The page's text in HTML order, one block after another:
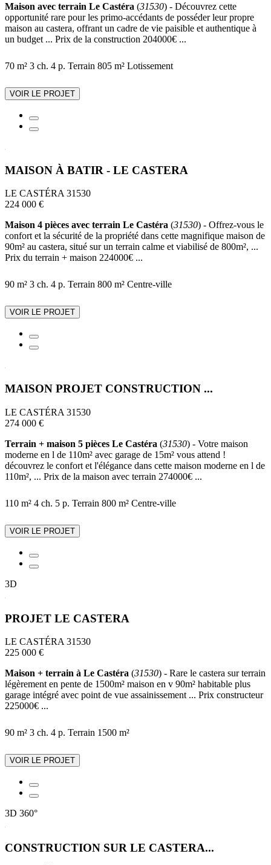
Maison avec terrain Le Castéra (31530) - Découvrez cette
opportunité rare pour les primo-accédants de posséder leur propre
maison au castera, offrant un cadre de vie paisible et authentique à
un budget ... Prix de la construction 204000€ ...
70 m² 3 ch. 4 p. Terrain 805 m² Lotissement
VOIR LE PROJET
MAISON À BATIR - LE CASTERA
LE CASTÉRA 31530
224 000 €
Maison 4 pièces avec terrain Le Castéra (31530) - Offrez-vous le
confort et la sécurité de la propriété dans cette magnifique maison de
90m² au castera, situé sur un terrain calme et viabilisé de 800m², ...
Prix du terrain + maison 224000€ ...
90 m² 3 ch. 4 p. Terrain 800 m² Centre-ville
VOIR LE PROJET
MAISON PROJET CONSTRUCTION ...
LE CASTÉRA 31530
274 000 €
Terrain + maison 5 pièces Le Castéra (31530) - Votre maison
moderne en l de 110m² avec garage de 15m² vous attend !
découvrez le confort et l'élégance dans cette maison moderne en l de
110m², ... Prix de la maison avec terrain 274000€ ...
110 m² 4 ch. 5 p. Terrain 800 m² Centre-ville
VOIR LE PROJET
3D
PROJET LE CASTERA
LE CASTÉRA 31530
225 000 €
Maison + terrain à Le Castéra (31530) - Rare le castera sur terrain
légèrement en pente de 1500m² maison en v 90m² habitable plus
garage intégré avec point de vue assainissement ... Prix constructeur
225000€ ...
90 m² 3 ch. 4 p. Terrain 1500 m²
VOIR LE PROJET
3D 360°
CONSTRUCTION SUR LE CASTERA...